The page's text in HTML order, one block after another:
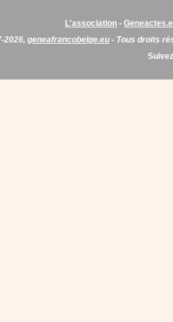
L'association -
2026,geneafrancobelge.eu - Tous droits